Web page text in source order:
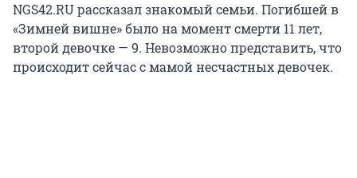
NGS42.RU рассказал знакомый семьи. Погибшей в
«Зимней вишне» было на момент смерти 11 лет,
второй девочке — 9. Невозможно представить, что
происходит сейчас с мамой несчастных девочек.